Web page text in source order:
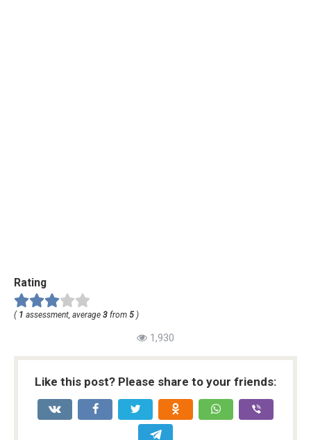
Rating
( 1 assessment, average 3 from 5 )
1,930
Like this post? Please share to your friends: